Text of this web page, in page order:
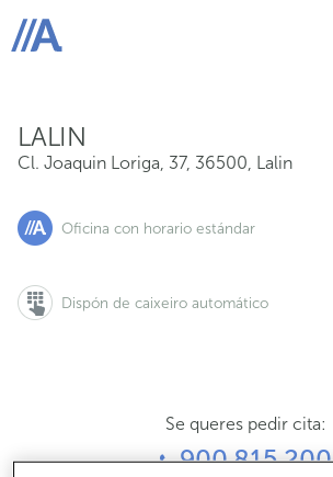
ABANCA
LALIN
Cl. Joaquin Loriga, 37, 36500, Lalin
Oficina con horario estándar
Dispón de caixeiro automático
Se queres pedir cita:
900 815 200
Cl. Joaquin Loriga, 37, 36500, Lalin